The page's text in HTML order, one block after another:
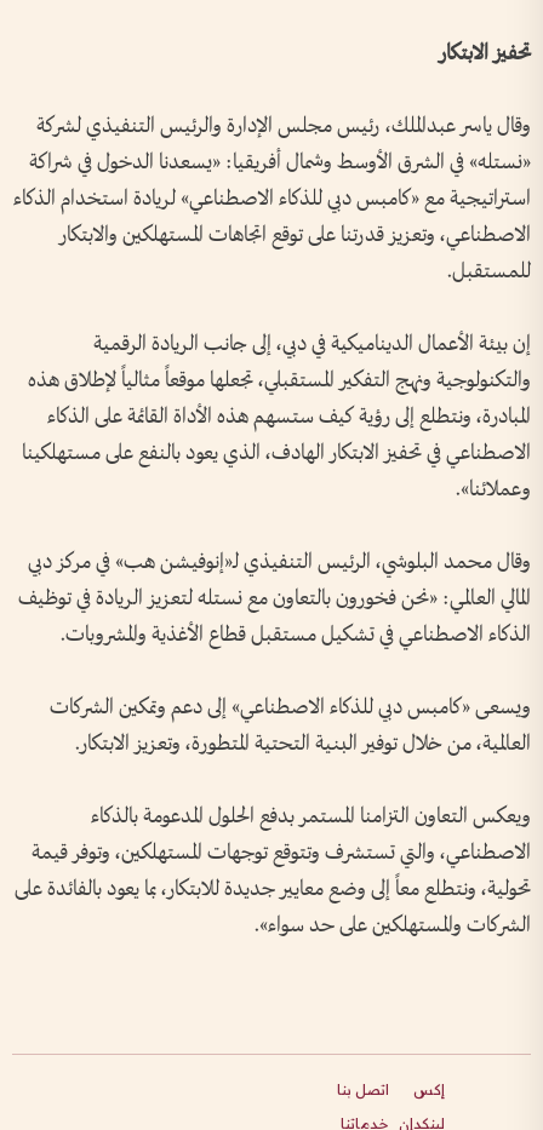
تحفيز الابتكار
وقال ياسر عبدالملك، رئيس مجلس الإدارة والرئيس التنفيذي لشركة
«نستله» في الشرق الأوسط وشمال أفريقيا: «يسعدنا الدخول في شراكة
استراتيجية مع «كامبس دبي للذكاء الاصطناعي» لريادة استخدام الذكاء
الاصطناعي، وتعزيز قدرتنا على توقع اتجاهات المستهلكين والابتكار
للمستقبل.
إن بيئة الأعمال الديناميكية في دبي، إلى جانب الريادة الرقمية
والتكنولوجية ونهج التفكير المستقبلي، تجعلها موقعاً مثالياً لإطلاق هذه
المبادرة، ونتطلع إلى رؤية كيف ستسهم هذه الأداة القائمة على الذكاء
الاصطناعي في تحفيز الابتكار الهادف، الذي يعود بالنفع على مستهلكينا
وعملائنا».
وقال محمد البلوشي، الرئيس التنفيذي لـ«إنوفيشن هب» في مركز دبي
المالي العالمي: «نحن فخورون بالتعاون مع نستله لتعزيز الريادة في توظيف
الذكاء الاصطناعي في تشكيل مستقبل قطاع الأغذية والمشروبات.
ويسعى «كامبس دبي للذكاء الاصطناعي» إلى دعم وتمكين الشركات
العالمية، من خلال توفير البنية التحتية المتطورة، وتعزيز الابتكار.
ويعكس التعاون التزامنا المستمر بدفع الحلول المدعومة بالذكاء
الاصطناعي، والتي تستشرف وتتوقع توجهات المستهلكين، وتوفر قيمة
تحولية، ونتطلع معاً إلى وضع معايير جديدة للابتكار، بما يعود بالفائدة على
الشركات والمستهلكين على حد سواء».
إكس
لينكدإن
اتصل بنا
خدماتنا